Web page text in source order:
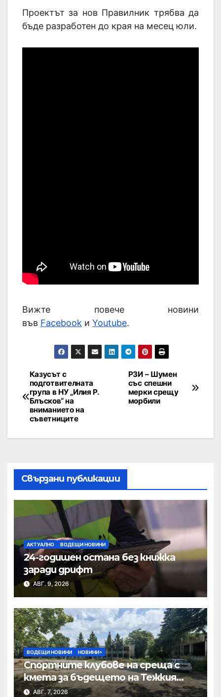
Проектът за нов Правилник трябва да
бъде разработен до края на месец юли.
Вижте повече новини
във Facebook и Youtube.
РЗИ – Шумен
със спешни
мерки срещу
морбили
Казусът с
подготвителната
група в НУ „Илия Р.
Блъсков“ на
вниманието на
съветниците
Свързани публикации
АКТУАЛНО ВОДЕЩИ НОВИНИ
24-годишен остана без книжка
заради дрифт
АВГ. 9, 2026
ВОДЕЩИ НОВИНИ НОВИНИ+
Спортните клубове на среща с
кмета за бъдещето на Тежкия
полк
АВГ. 7, 2026